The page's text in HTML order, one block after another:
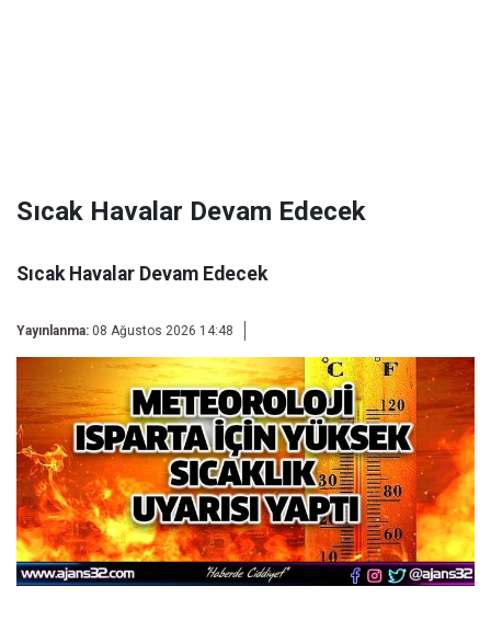
Sıcak Havalar Devam Edecek
Sıcak Havalar Devam Edecek
Yayınlanma: 08 Ağustos 2026 14:48